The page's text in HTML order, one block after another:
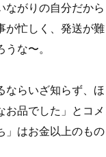
ながりの自分だか
が忙しく、発送が
な〜。
ならいざ知らず、
お品でした」とコ
」はお金以上のも